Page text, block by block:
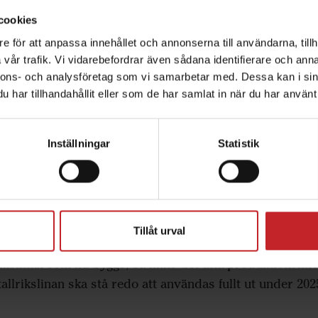
för att anpassa innehållet och annonserna till användarna,
trafik. Vi vidarebefordrar även sådana identifierare och
och analysföretag som vi samarbetar med. Dessa kan i
har tillhandahållit eller som de har samlat in när du har
Inställningar Statistik
Tillåt urval
fem åren visar på en genomsnittlig tillväxt på 8
hantera detta och fortsätta hantera slitdelar av
fabrik i Överum med en tredje tallrikslina, säger
kommer också att innebära utökad kapacitet för
investeringar och utökat företagets
de senaste åren och förvärvat produkter som
radhackor från det danska företaget Thyregod. Från
varumärke och produktportfölj, vilket också
till dessa maskiner, säger Henrik Gilstring, vd för
som nu byggs, så finns det åtta
ska stå redo att användas fullt ut under